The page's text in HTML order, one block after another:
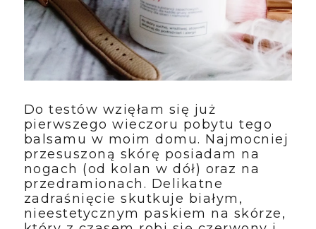
Do testów wzięłam się już
pierwszego wieczoru pobytu tego
balsamu w moim domu. Najmocniej
przesuszoną skórę posiadam na
nogach (od kolan w dół) oraz na
przedramionach. Delikatne
zadraśnięcie skutkuje białym,
nieestetycznym paskiem na skórze,